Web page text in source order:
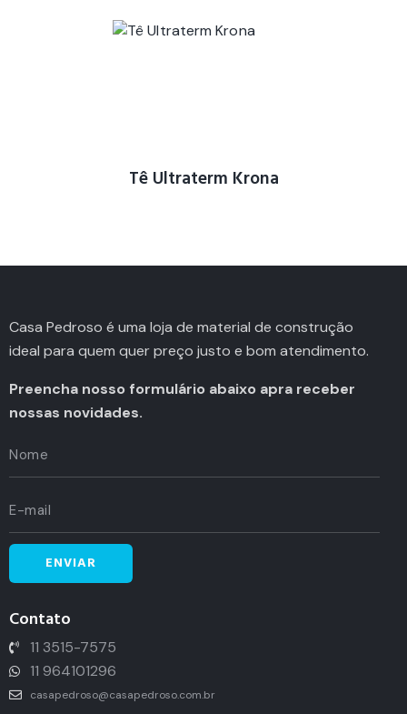
Tê Ultraterm Krona
Casa Pedroso é uma loja de material de construção
ideal para quem quer preço justo e bom atendimento.
Preencha nosso formulário abaixo apra receber
nossas novidades.
Contato
11 3515-7575
11 964101296
casapedroso@casapedroso.com.br